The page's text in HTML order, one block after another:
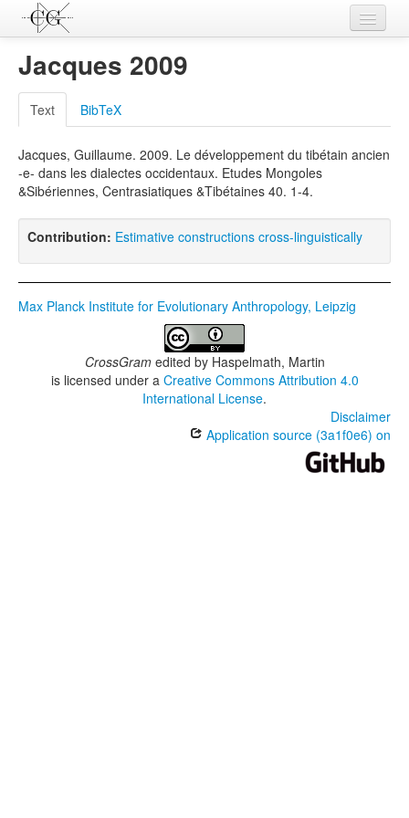
Languages
L-Parameters
Constructions
Examples
Topics
Jacques 2009
Text BibTeX
Jacques, Guillaume. 2009. Le développement du tibétain ancien
-e- dans les dialectes occidentaux. Etudes Mongoles
&Sibériennes, Centrasiatiques &Tibétaines 40. 1-4.
Contribution: Estimative constructions cross-linguistically
Max Planck Institute for Evolutionary Anthropology, Leipzig
CrossGramedited by Haspelmath, Martin
is licensed under a Creative Commons Attribution 4.0
International License.
Disclaimer
Application source (3a1f0e6) on